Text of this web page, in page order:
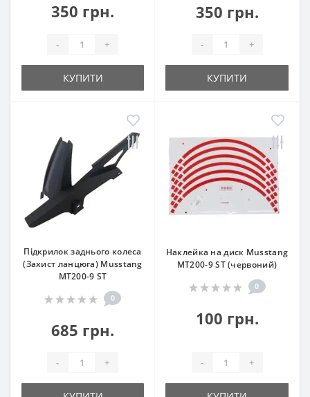
350 грн.
- +
КУПИТИ
350 грн.
- +
КУПИТИ
Підкрилок заднього колеса
(Захист ланцюга) Musstang
МТ200-9 ST
0
685 грн.
- +
Наклейка на диск Musstang
МТ200-9 ST (червоний)
0
100 грн.
- +